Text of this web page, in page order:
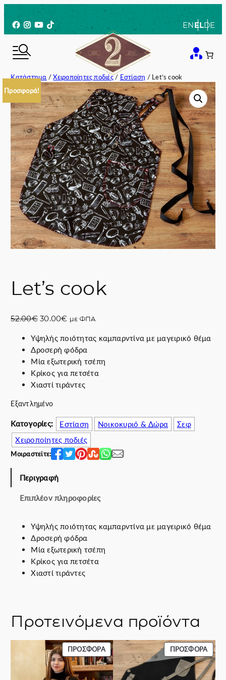
στο
περιεχόμενο
Facebook
Instagram
YouTube
TikTok ENELDE
Κατάστημα /Χειροποίητες ποδιές/ Εστίαση / Let’s cook
Προσφορά!
Let’s cook
52.00€ O
i
g
i
n
a
r
i
c
e
a
s
2
.
0
0
€
30.00€Η
ρ
έ
χ
ο
υ
τ
ι
μ
ή
α
:
3
0
.
0
με ΦΠΑ
Υψηλής ποιότητας καμπαρντίνα με μαγειρικό θέμα
Δροσερή φόδρα
Μία εξωτερική τσέπη
Κρίκος για πετσέτα
Χιαστί τιράντες
Εξαντλημένο
Κατογορίες: Εστίαση Νοικοκυριό & Δώρα
Σεφ
Χειροποίητες ποδιές
Μοιραστείτε:
Περιγραφή
Επιπλέον πληροφορίες
Υψηλής ποιότητας καμπαρντίνα με μαγειρικό θέμα
Δροσερή φόδρα
Μία εξωτερική τσέπη
Κρίκος για πετσέτα
Χιαστί τιράντες
Προτεινόμενα προϊόντα
ΠΡΟΣΦΟΡΆΠΡΟΪΌΝ
ΣΕ
ΠΡΟΣΦΟΡΆ
ΠΡΟΣΦΟΡΆ
ΣΕ